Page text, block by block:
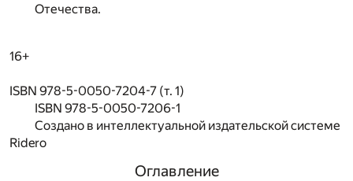
Отечества.
16+
ISBN 978-5-0050-7204-7 (т. 1)
ISBN 978-5-0050-7206-1
Создано в интеллектуальной издательской системе
Ridero
Оглавление